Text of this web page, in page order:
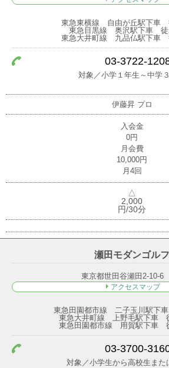
東急東横線 自由が丘駅下車
東急目黒線 奥沢駅下車 徒
東急大井町線 九品仏駅下車
03-3722-
対象／小学１年生～中学
伊藤昇プロ
入会金
0円
月会費
10,000円
月4回
△
2,000
円/30分
瀬田モダンゴルフ
東京都世田谷瀬田2-10-6
アクセスマップ
東急田園都市線 二子玉川駅下
東急大井町線 上野毛駅下車
東急田園都市線 用賀駅下車
03-3700-
対象／小学生から高校生また